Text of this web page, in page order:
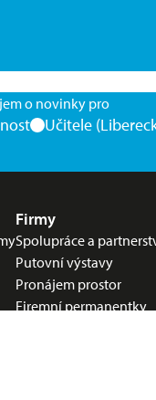
o novinky pro
Učitele
Firmy
Spolupráce a
Putovní výstavy
Pronájem prostor
Firemní permanentky